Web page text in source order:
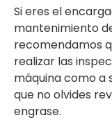
Si eres el
mantenimiento
recomendamos
realizar las
máquina como a
que no olvides
engrase.